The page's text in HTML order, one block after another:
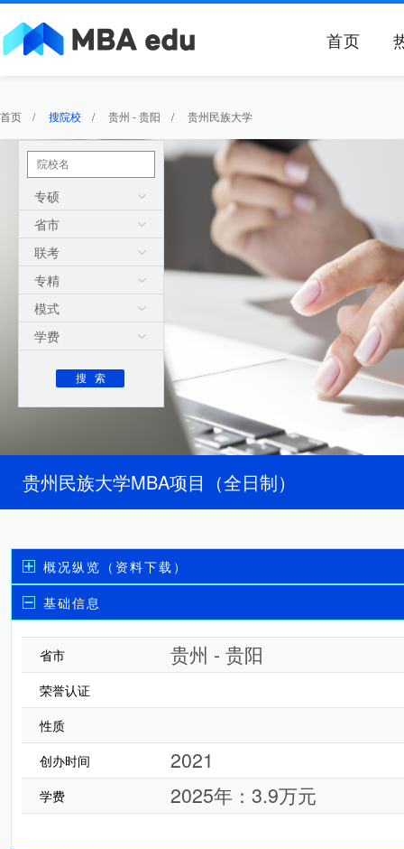
首页
首页 / 搜院校 / 贵州 - 贵阳 / 贵州民族大学
贵州民族大学MBA项目（全日制）
概况纵览（资料下载）
基础信息
省市 贵州 - 贵阳
荣誉认证
性质
创办时间
2021
学费 2025年：3.9万元
专硕
省市
联考
专精
模式
学费